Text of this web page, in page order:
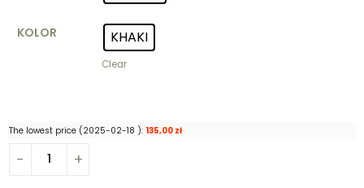
KOLOR KHAKI
Clear
The lowest price (2025-02-18 ): 135,00 zł